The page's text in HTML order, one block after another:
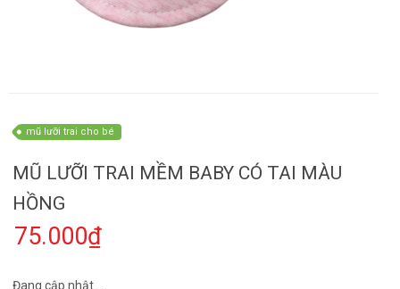
mũ lưỡi trai cho bé
MŨ LƯỠI TRAI MỀM BABY CÓ TAI MÀU
HỒNG
75.000₫
Đang cập nhật...